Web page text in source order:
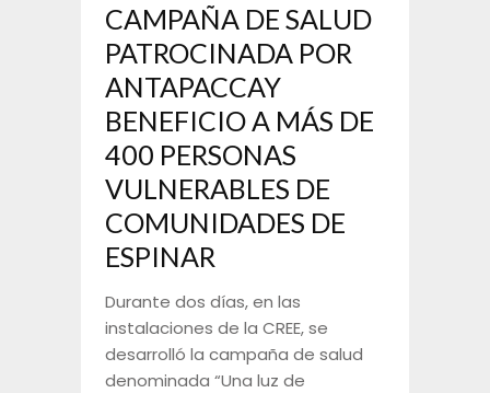
CAMPAÑA DE SALUD
PATROCINADA POR
ANTAPACCAY
BENEFICIO A MÁS DE
400 PERSONAS
VULNERABLES DE
COMUNIDADES DE
ESPINAR
Durante dos días, en las
instalaciones de la CREE, se
desarrolló la campaña de salud
denominada “Una luz de